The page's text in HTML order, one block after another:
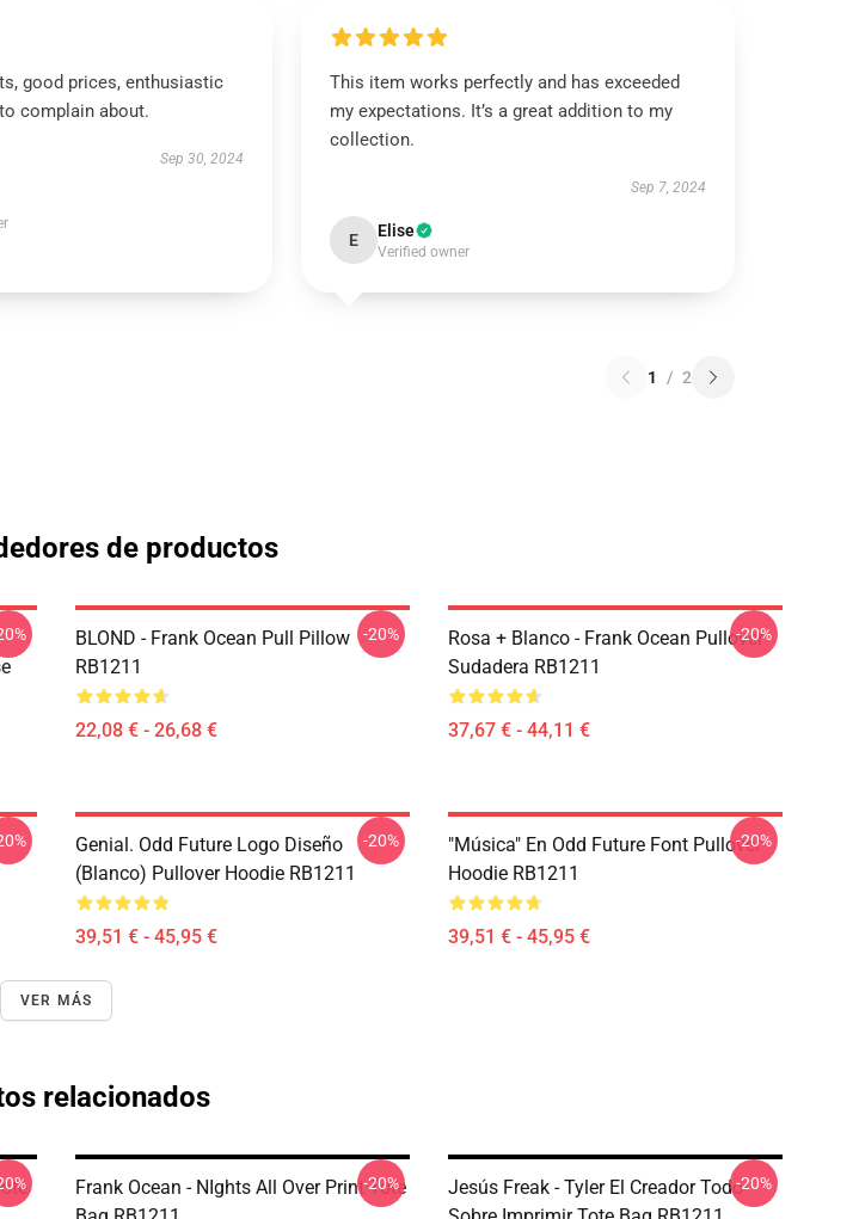
good prices, enthusiastic
complain about.
Sep 30, 2024
This item works perfectly and has exceeded
my expectations. It’s a great addition to my
collection.
Sep 7, 2024
E Elise
Verified owner
1 / 2
de productos
BLOND - Frank Ocean Pull Pillow
RB1211
22,08 € - 26,68 €
-20%
Rosa + Blanco - Frank Ocean Pullover
Sudadera RB1211
37,67 € - 44,11 €
-20%
Genial. Odd Future Logo Diseño
(blanco) Pullover Hoodie RB1211
39,51 € - 45,95 €
-20%
"Música" En Odd Future Font Pullover
Hoodie RB1211
39,51 € - 45,95 €
-20%
VER MÁS
relacionados
Frank Ocean - NIghts All Over Print Tote
-20%
Jesús Freak - Tyler El Creador Todo-20%